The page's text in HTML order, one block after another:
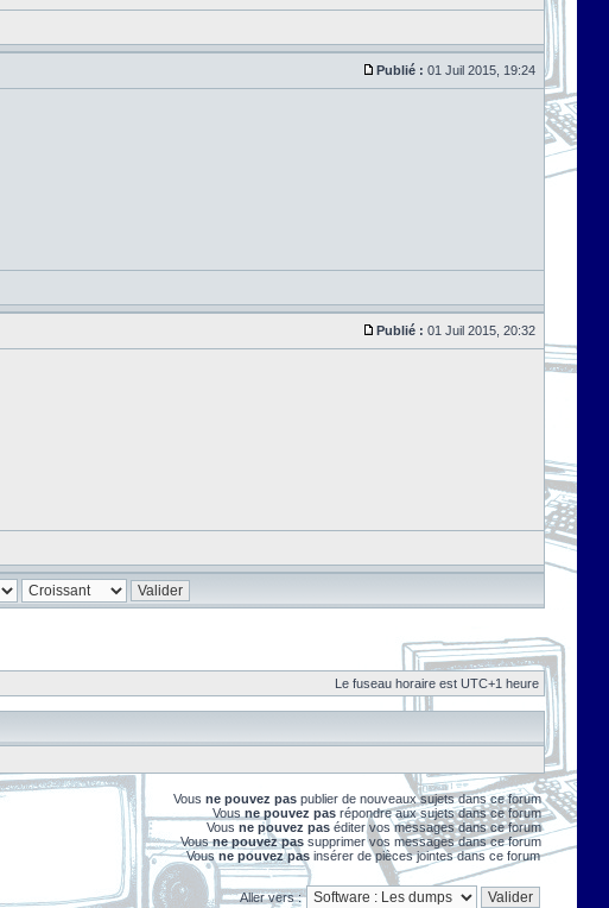
Publié : 01 Juil 2015, 19:24
Publié : 01 Juil 2015, 20:32
Le fuseau horaire est UTC+1 heure
Vous ne pouvez pas publier de nouveaux sujets dans ce forum
Vous ne pouvez pas répondre aux sujets dans ce forum
Vous ne pouvez pas éditer vos messages dans ce forum
Vousne pouvez pas supprimer vos messages dans ce forum
Vous ne pouvez pas insérer de pièces jointes dans ce forum
Aller vers :